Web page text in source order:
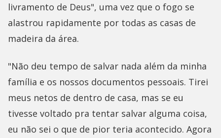
livramento de Deus", uma vez que o fogo se
alastrou rapidamente por todas as casas de
madeira da área.
"Não deu tempo de salvar nada além da minha
família e os nossos documentos pessoais. Tirei
meus netos de dentro de casa, mas se eu
tivesse voltado pra tentar salvar alguma coisa,
eu não sei o que de pior teria acontecido. Agora